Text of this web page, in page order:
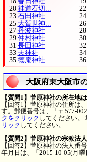
20.神道石切... 22.
23.石田神社 24.
25.大賀世神... 26.
27.丹波神社 28.
29.仲村神社 30.
31.長田神社 32.
33.天神社 34.
35.徳庵神社 36.
大阪府東大阪市
【質問1】菅原神社の所在地
【回答1】菅原神社の住所は
す。郵便番号は、「〒577-
クをクリック してください。
リック してください。
【質問2】菅原神社の宗教法
【回答2】菅原神社の法人番
年月日は、「2015-10-05(月曜